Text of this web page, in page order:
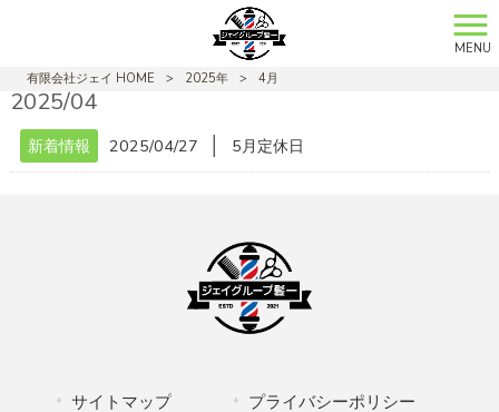
MENU
有限会社ジェイ HOME
> 2025年 > 4月
2025/04
新着情報 2025/04/27 5月定休日
サイトマップ プライバシーポリシー